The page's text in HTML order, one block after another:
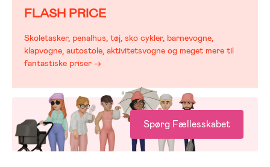
FLASH PRICE
Skoletasker, penalhus, tøj, sko cykler, barnevogne,
klapvogne, autostole, aktivitetsvogne og meget mere til
fantastiske priser →
Spørg Fællesskabet